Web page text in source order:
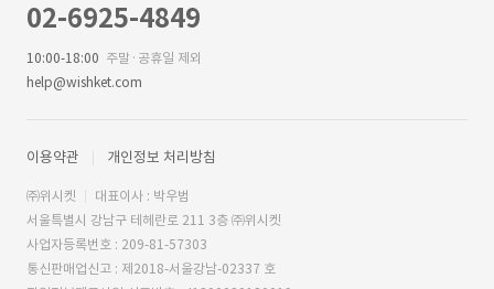
02-6925-4849
10:00-18:00 주말·공휴일 제외
help@wishket.com
이용약관 개인정보 처리방침
㈜위시켓
대표이사 : 박우범
서울특별시 강남구 테헤란로 211 3층 ㈜위시켓
사업자등록번호 : 209-81-57303
통신판매업신고 : 제2018-서울강남-02337 호